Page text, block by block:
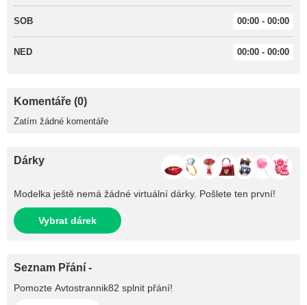
SOB 00:00 - 00:00
NED 00:00 - 00:00
Komentáře (0)
Zatím žádné komentáře
Dárky
Modelka ještě nemá žádné virtuální dárky. Pošlete ten první!
Vybrat dárek
Seznam Přání -
Pomozte Avtostrannik82 splnit přání!